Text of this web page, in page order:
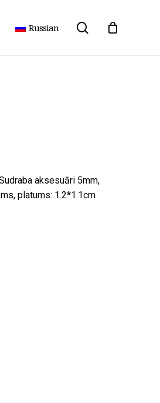
Russian meklēšana
aksesuāri 5mm,
platums: 1.2*1.1cm